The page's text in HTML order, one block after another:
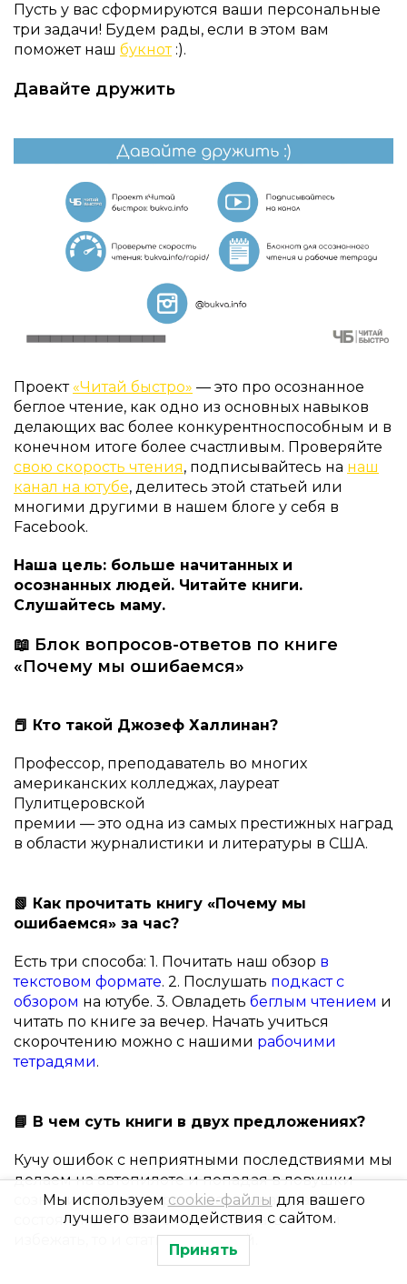
Пусть у вас сформируются ваши персональные
три задачи! Будем рады, если в этом вам
поможет наш букнот:).
Давайте дружить
Проект «Читай быстро» — это про осознанное
беглое чтение, как одно из основных навыков
делающих вас более конкурентноспособным и в
конечном итоге более счастливым. Проверяйте
свою скорость чтения, подписывайтесь на наш
канал на ютубе, делитесь этой статьей или
многими другими в нашем блоге у себя в
Facebook.
Наша цель: больше начитанных и
осознанных людей. Читайте книги.
Слушайтесь маму.
📖 Блок вопросов-ответов по книге
«Почему мы ошибаемся»
📕 Кто такой Джозеф Халлинан?
Профессор, преподаватель во многих
американских колледжах, лауреат
Пулитцеровской
премии — это одна из самых престижных наград
в области журналистики и литературы в США.
📗 Как прочитать книгу «Почему мы
ошибаемся» за час?
Есть три способа: 1. Почитать наш обзор в
текстовом формате. 2. Послушать подкаст с
обзором на ютубе. 3. Овладеть беглым чтением и
читать по книге за вечер. Начать учиться
скорочтению можно с нашими рабочими
тетрадями.
📘 В чем суть книги в двух предложениях?
Кучу ошибок с неприятными последствиями мы
делаем на автопилоте и попадая в ловушки
сознания. Если вовремя распознать такие
состояния, то можно их и избежать. А если
избежать, то и стать счастливей.
Мы используем cookie-файлы для вашего
лучшего взаимодействия с сайтом.
Принять